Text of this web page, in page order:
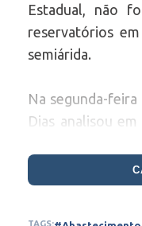
Estadual, não
reservatórios
semiárida.
Na segunda-
Dias analisou
o
as propostas de
TAGS: